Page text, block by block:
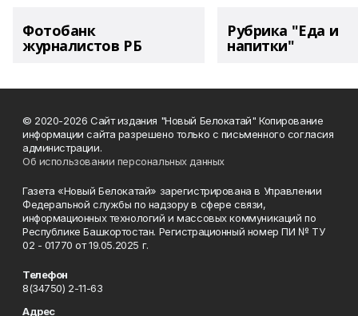
Фотобанк
журналистов РБ
Рубрика "Еда и
напитки"
© 2020-2026 Сайт издания "Новый Белокатай" Копирование
информации сайта разрешено только с письменного согласия
администрации.
Об использовании персональных данных
Газета «Новый Белокатай» зарегистрирована в Управлении
Федеральной службы по надзору в сфере связи,
информационных технологий и массовых коммуникаций по
Республике Башкортостан. Регистрационный номер ПИ № ТУ
02 - 01770 от 19.05.2025 г.
Телефон
8(34750) 2-11-63
Адрес